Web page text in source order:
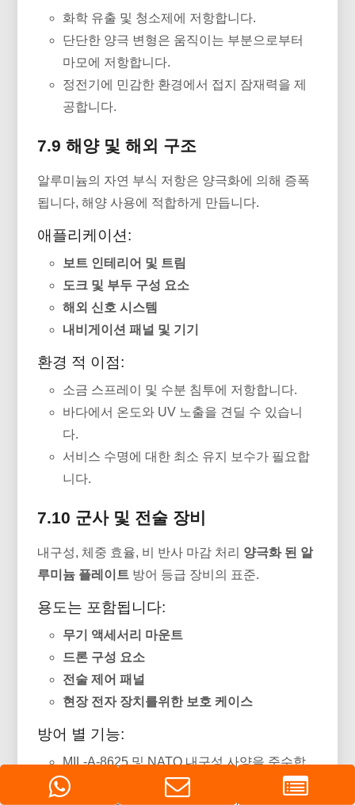
화학 유출 및 청소제에 저항합니다.
단단한 양극 변형은 움직이는 부분으로부터
마모에 저항합니다.
정전기에 민감한 환경에서 접지 잠재력을 제
공합니다.
7.9 해양 및 해외 구조
알루미늄의 자연 부식 저항은 양극화에 의해 증폭
됩니다, 해양 사용에 적합하게 만듭니다.
애플리케이션:
보트 인테리어 및 트림
도크 및 부두 구성 요소
해외 신호 시스템
내비게이션 패널 및 기기
환경 적 이점:
소금 스프레이 및 수분 침투에 저항합니다.
바다에서 온도와 UV 노출을 견딜 수 있습니
다.
서비스 수명에 대한 최소 유지 보수가 필요합
니다.
7.10 군사 및 전술 장비
내구성, 체중 효율, 비 반사 마감 처리 양극화 된 알
루미늄 플레이트 방어 등급 장비의 표준.
용도는 포함됩니다:
무기 액세서리 마운트
드론 구성 요소
전술 제어 패널
현장 전자 장치를위한 보호 케이스
방어 별 기능:
MIL-A-8625 및 NATO 내구성 사양을 준수합
니다.